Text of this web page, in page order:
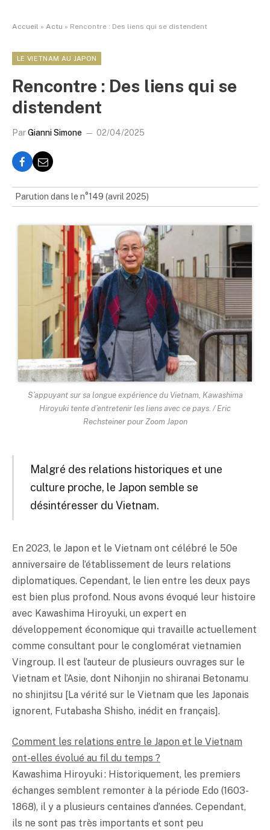
Accueil » Actu » Rencontre : Des liens qui se distendent
LE VIETNAM AU JAPON
Rencontre : Des liens qui se
distendent
ParGianni Simone 02/04/2025
Parution dans le n°149 (avril 2025)
S’appuyant sur sa longue expérience du Vietnam, Kawashima
Hiroyuki tente d’entretenir les liens avec ce pays. / Eric
Rechsteiner pour Zoom Japon
Malgré des relations historiques et une
culture proche, le Japon semble se
désintéresser du Vietnam.
En 2023, le Japon et le Vietnam ont célébré le 50e
anniversaire de l’établissement de leurs relations
diplomatiques. Cependant, le lien entre les deux pays
est bien plus profond. Nous avons évoqué leur histoire
avec Kawashima Hiroyuki, un expert en
développement économique qui travaille actuellement
comme consultant pour le conglomérat vietnamien
Vingroup. Il est l’auteur de plusieurs ouvrages sur le
Vietnam et l’Asie, dont Nihonjin no shiranai Betonamu
no shinjitsu [La vérité sur le Vietnam que les Japonais
ignorent, Futabasha Shisho, inédit en français].
Comment les relations entre le Japon et le Vietnam
ont-elles évolué au fil du temps ?
Kawashima Hiroyuki : Historiquement, les premiers
échanges semblent remonter à la période Edo (1603-
1868), il y a plusieurs centaines d’années. Cependant,
ils ne sont pas très importants et sont peu